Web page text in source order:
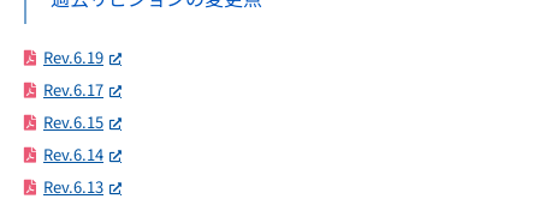
Rev.6.19
Rev.6.17
Rev.6.15
Rev.6.14
Rev.6.13